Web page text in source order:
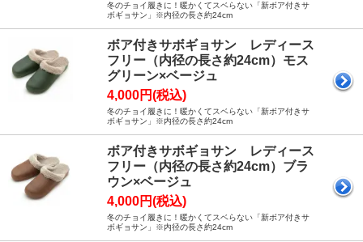
冬のチョイ履きに！暖かくてスベらない「新ボア付きサ
ボギョサン」※内径の長さ約24cm
ボア付きサボギョサン レディース
フリー（内径の長さ約24cm）モス
グリーン×ベージュ
4,000円(税込)
冬のチョイ履きに！暖かくてスベらない「新ボア付きサ
ボギョサン」※内径の長さ約24cm
ボア付きサボギョサン レディース
フリー（内径の長さ約24cm）ブラ
ウン×ベージュ
4,000円(税込)
冬のチョイ履きに！暖かくてスベらない「新ボア付きサ
ボギョサン」※内径の長さ約24cm